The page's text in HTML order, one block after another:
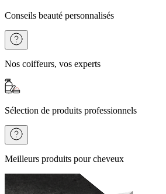
Conseils beauté personnalisés
Nos coiffeurs, vos experts
Sélection de produits professionnels
Meilleurs produits pour cheveux